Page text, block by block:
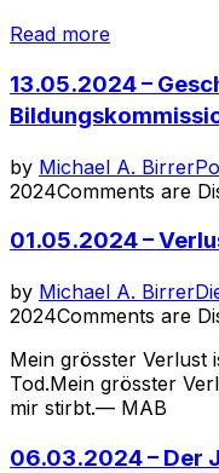
Read more«21.06.2024
Der
längste
Tag
des
13.05.2024 –
by Michael A. Birrer
2024Comments are
01.05.2024 –
by Michael A. Birrer
2024Comments are
Mein grösster Verlust
Tod.Mein grösster
mir stirbt.— MAB
06.03.2024 – Der